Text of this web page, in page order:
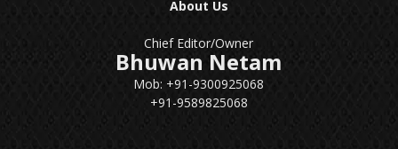
About Us
Chief Editor/Owner
Bhuwan Netam
Mob: +91-9300925068
+91-9589825068